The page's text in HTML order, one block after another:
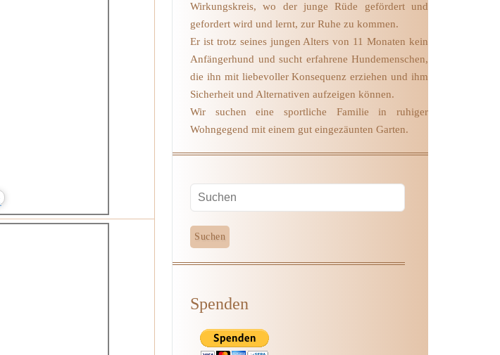
Wirkungskreis, wo der junge Rüde gefördert und
gefordert wird und lernt, zur Ruhe zu kommen.
Er ist trotz seines jungen Alters von 11 Monaten kein
Anfängerhund und sucht erfahrene Hundemenschen,
die ihn mit liebevoller Konsequenz erziehen und ihm
Sicherheit und Alternativen aufzeigen können.
Wir suchen eine sportliche Familie in ruhiger
Wohngegend mit einem gut eingezäunten Garten.
Spenden